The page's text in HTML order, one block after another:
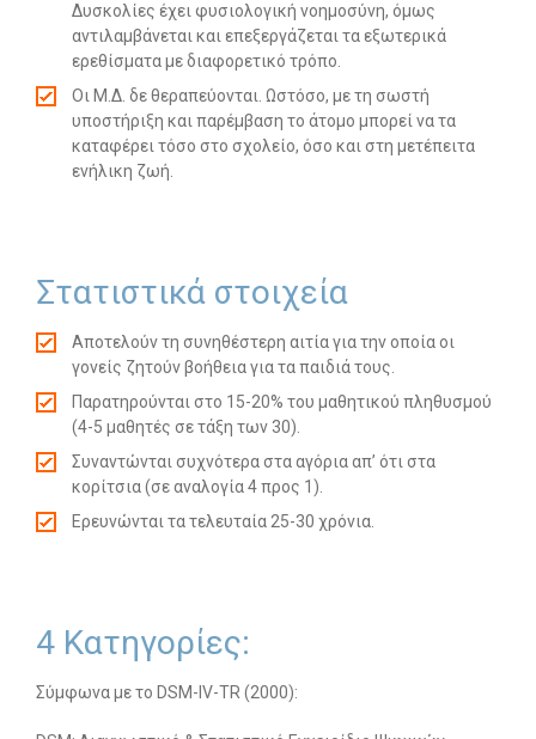
Δυσκολίες έχει φυσιολογική νοημοσύνη, όμως
αντιλαμβάνεται και επεξεργάζεται τα εξωτερικά
ερεθίσματα με διαφορετικό τρόπο.
Οι Μ.Δ. δε θεραπεύονται. Ωστόσο, με τη σωστή
υποστήριξη και παρέμβαση το άτομο μπορεί να τα
καταφέρει τόσο στο σχολείο, όσο και στη μετέπειτα
ενήλικη ζωή.
Στατιστικά στοιχεία
Αποτελούν τη συνηθέστερη αιτία για την οποία οι
γονείς ζητούν βοήθεια για τα παιδιά τους.
Παρατηρούνται στο 15-20% του μαθητικού πληθυσμού
(4-5 μαθητές σε τάξη των 30).
Συναντώνται συχνότερα στα αγόρια απ’ ότι στα
κορίτσια (σε αναλογία 4 προς 1).
Ερευνώνται τα τελευταία 25-30 χρόνια.
4 Κατηγορίες:
Σύμφωνα με το DSM-IV-TR (2000):